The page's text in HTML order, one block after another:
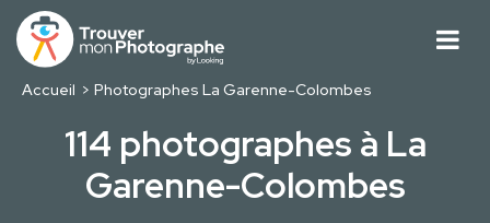
Accueil Photographes La Garenne-Colombes
114 photographes à La
Garenne-Colombes